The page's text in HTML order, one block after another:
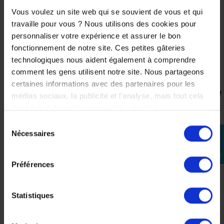
Vous voulez un site web qui se souvient de vous et qui
travaille pour vous ? Nous utilisons des cookies pour
personnaliser votre expérience et assurer le bon
fonctionnement de notre site. Ces petites gâteries
technologiques nous aident également à comprendre
comment les gens utilisent notre site. Nous partageons
certaines informations avec des partenaires pour les
médias sociaux, la publicité et l'analyse, mais tout cela
Nécessaires
Préférences
Statistiques
perm_identity
connecter
Affiche fièrement ton appartenance à la famille KTM et
rejoins l’élite des passionnés.
Parce qu’un vrai fan ne roule pas seulement KTM… il
VOUS AIMEREZ AUSSI
Team